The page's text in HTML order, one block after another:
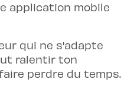
application mobile
qui ne s'adapte
ralentir ton
perdre du temps.